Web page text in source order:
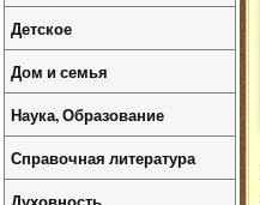
Детское
Дом и семья
Наука, Образование
Справочная литература